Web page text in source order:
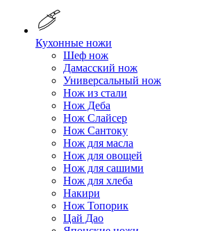
Кухонные ножи
Шеф нож
Дамасский нож
Универсальный нож
Нож из стали
Нож Деба
Нож Слайсер
Нож Сантоку
Нож для масла
Нож для овощей
Нож для сашими
Нож для хлеба
Накири
Нож Топорик
Цай Дао